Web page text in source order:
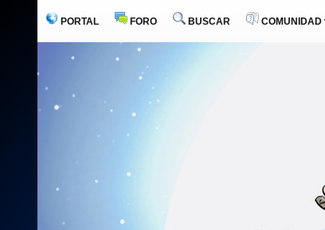
PORTAL FORO BUSCAR COMUNIDAD